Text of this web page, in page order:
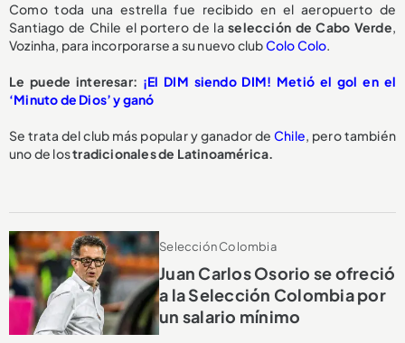
Como toda una estrella fue recibido en el aeropuerto de
Santiago de Chile el portero de laselección de Cabo Verde,
Vozinha, para incorporarse a su nuevo clubColo Colo.
Le puede interesar: ¡El DIM siendo DIM! Metió el gol en el
‘Minuto de Dios’ y ganó
Se trata del club más popular y ganador de Chile, pero también
uno de lostradicionales de Latinoamérica.
Selección Colombia
Juan Carlos Osorio se ofreció
a la Selección Colombia por
un salario mínimo